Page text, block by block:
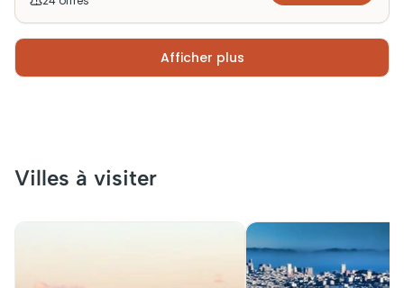
Afficher plus
Villes à visiter